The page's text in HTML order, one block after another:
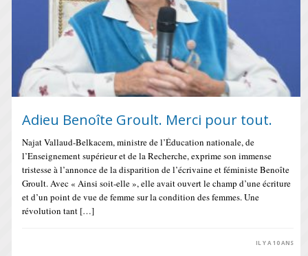
Adieu Benoîte Groult. Merci pour tout.
Najat Vallaud-Belkacem, ministre de l’Éducation nationale, de
l’Enseignement supérieur et de la Recherche, exprime son immense
tristesse à l’annonce de la disparition de l’écrivaine et féministe Benoîte
Groult. Avec « Ainsi soit-elle », elle avait ouvert le champ d’une écriture
et d’un point de vue de femme sur la condition des femmes. Une
révolution tant […]
IL Y A 10 ANS